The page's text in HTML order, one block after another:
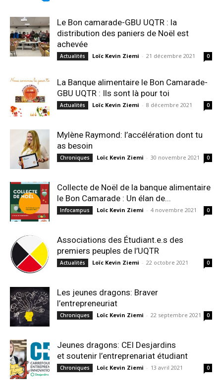
Le Bon camarade-GBU UQTR : la
distribution des paniers de Noël est
achevée
Actualités Loïc Kevin Ziemi - 21 décembre 2021 0
La Banque alimentaire le Bon Camarade-
GBU UQTR : Ils sont là pour toi
Actualités Loïc Kevin Ziemi - 8 décembre 2021 0
Mylène Raymond: l’accélération dont tu
as besoin
Chroniques Loïc Kevin Ziemi - 30 novembre 2021 0
Collecte de Noël de la banque alimentaire
le Bon Camarade : Un élan de...
Infocampus Loïc Kevin Ziemi - 4 novembre 2021 0
Associations des Étudiant.e.s des
premiers peuples de l’UQTR
Actualités Loïc Kevin Ziemi - 22 octobre 2021 0
Les jeunes dragons: Braver
l’entrepreneuriat
Chroniques Loïc Kevin Ziemi - 22 septembre 2021 0
Jeunes dragons: CEI Desjardins
et soutenir l’entreprenariat étudiant
Chroniques Loïc Kevin Ziemi - 13 avril 2021 0